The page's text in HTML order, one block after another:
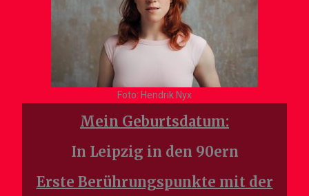
Foto: Hendrik Nyx
Mein Geburtsdatum:
In Leipzig in den 90ern
Erste Berührungspunkte mit der